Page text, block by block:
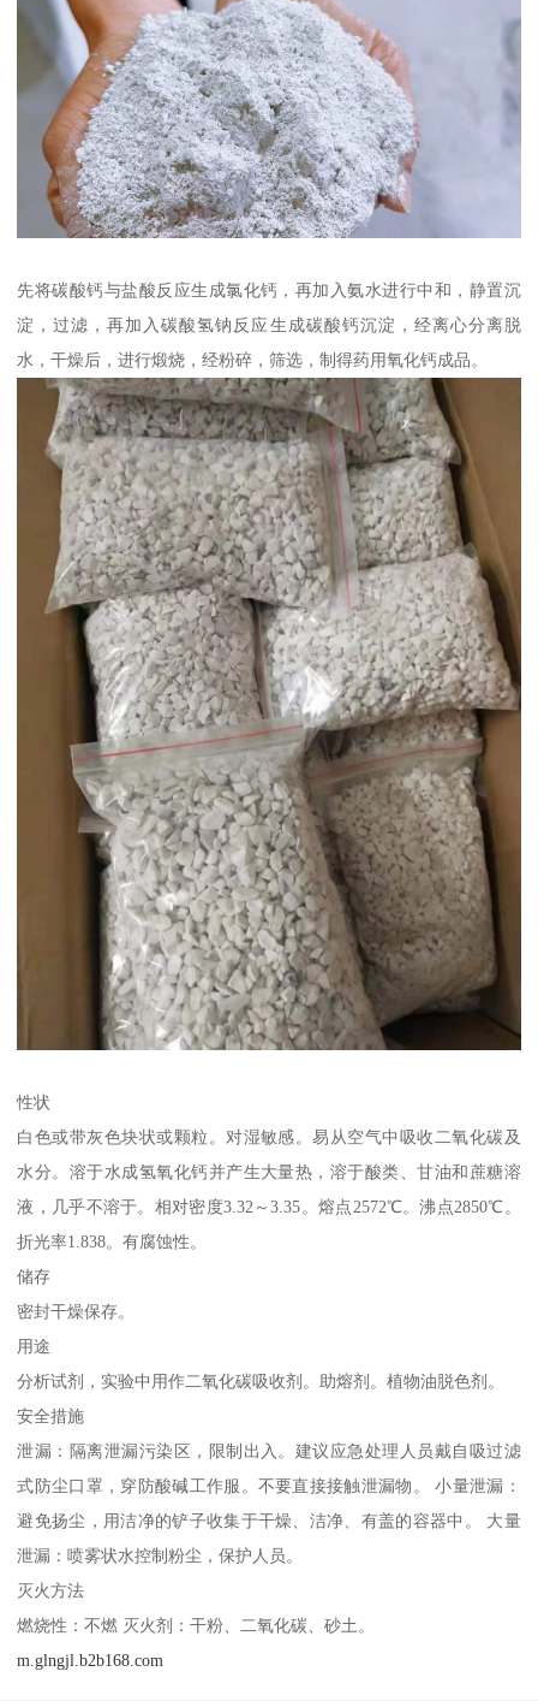
先将碳酸钙与盐酸反应生成氯化钙，再加入氨水进行中和，静置沉
淀，过滤，再加入碳酸氢钠反应生成碳酸钙沉淀，经离心分离脱
水，干燥后，进行煅烧，经粉碎，筛选，制得药用氧化钙成品。
性状
白色或带灰色块状或颗粒。对湿敏感。易从空气中吸收二氧化碳及
水分。溶于水成氢氧化钙并产生大量热，溶于酸类、甘油和蔗糖溶
液，几乎不溶于。相对密度3.32～3.35。熔点2572℃。沸点2850℃。
折光率1.838。有腐蚀性。
储存
密封干燥保存。
用途
分析试剂，实验中用作二氧化碳吸收剂。助熔剂。植物油脱色剂。
安全措施
泄漏：隔离泄漏污染区，限制出入。建议应急处理人员戴自吸过滤
式防尘口罩，穿防酸碱工作服。不要直接接触泄漏物。 小量泄漏：
避免扬尘，用洁净的铲子收集于干燥、洁净、有盖的容器中。 大量
泄漏：喷雾状水控制粉尘，保护人员。
灭火方法
燃烧性：不燃 灭火剂：干粉、二氧化碳、砂土。
m.glngjl.b2b168.com